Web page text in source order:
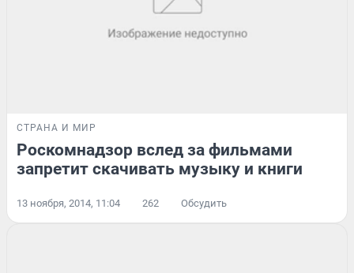
СТРАНА И МИР
Роскомнадзор вслед за фильмами
запретит скачивать музыку и книги
13 ноября, 2014, 11:04 262 Обсудить